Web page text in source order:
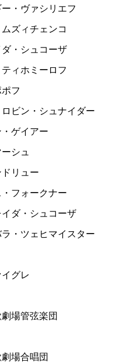
ー・ヴァシリエフ
ムズィチェンコ
ダ・シュコーザ
ィホミーロフ
フ
ロビン・シュナイダー
・ゲイアー
シュ
ドリュー
・フォークナー
イダ・シュコーザ
ラ・ツェヒマイスター
グレ
場管弦楽団
場合唱団